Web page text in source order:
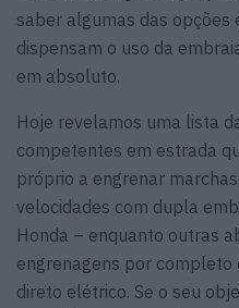
saber algumas das opções
dispensam o uso da
em absoluto.
Hoje revelamos uma lista
competentes em estrada
próprio a engrenar
velocidades com dupla
Honda – enquanto outras
engrenagens por completo
direto elétrico. Se o seu